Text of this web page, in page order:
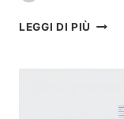
LEGGI DI PIÙ